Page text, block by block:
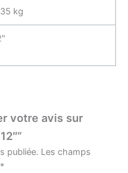
kg
votre avis sur
publiée. Les champs
*